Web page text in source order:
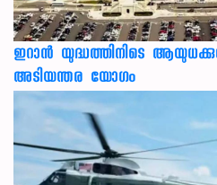
ഇറാന്‍ യുദ്ധത്തിനിടെ
അടിയന്തര യോഗം